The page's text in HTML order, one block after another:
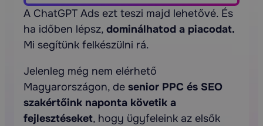
A ChatGPT Ads ezt teszi majd lehetővé. És
ha időben lépsz, dominálhatod a piacodat.
Mi segítünk felkészülni rá.
Jelenleg még nem elérhető
Magyarországon, de senior PPC és SEO
szakértőink naponta követik a
fejlesztéseket, hogy ügyfeleink az elsők